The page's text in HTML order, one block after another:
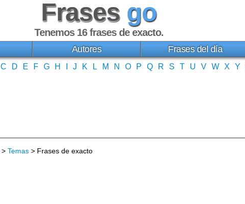
Frases go
Tenemos 16frases de exacto.
Autores Frases del día
C D E F G H J K L M N O P Q R S T U V W X Y
> Temas > Frases de exacto